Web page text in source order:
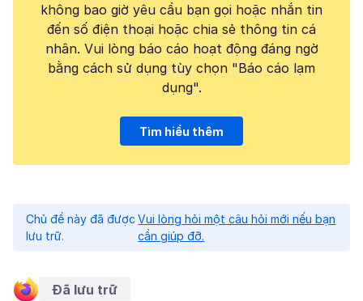
không bao giờ yêu cầu bạn gọi hoặc nhắn tin
đến số điện thoại hoặc chia sẻ thông tin cá
nhân. Vui lòng báo cáo hoạt động đáng ngờ
bằng cách sử dụng tùy chọn "Báo cáo lạm
dụng".
Tìm hiểu thêm
Chủ đề này đã được
lưu trữ.
Vui lòng hỏi một câu hỏi mới nếu bạn
cần giúp đỡ.
Đã lưu trữ